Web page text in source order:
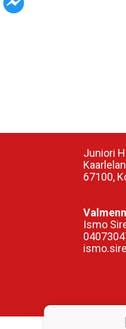
Juniori
67100,
Ismo